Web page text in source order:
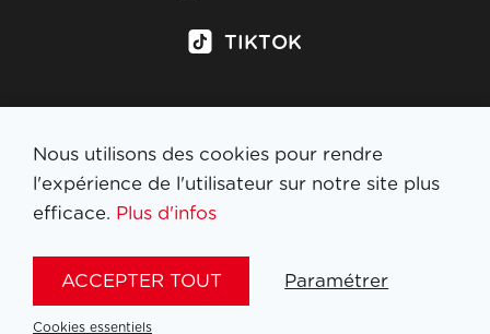
TIKTOK
S'inscrire à la newsletter
Nous utilisons des cookies pour rendre
l'expérience de l'utilisateur sur notre site plus
efficace. Plus d'infos
ACCEPTER TOUT Paramétrer
Cookies essentiels